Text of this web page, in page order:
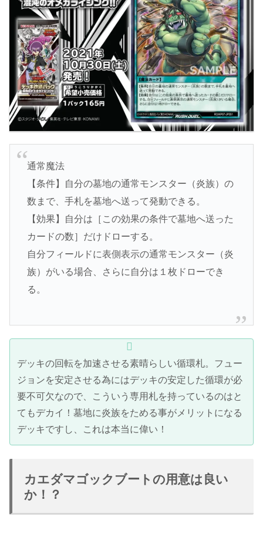
通常魔法
【条件】自分の墓地の通常モンスター（炎族）の
数まで、手札を墓地へ送って発動できる。
【効果】自分は［この効果の条件で墓地へ送った
カードの数］だけドローする。
自分フィールドに表側表示の通常モンスター（炎
族）がいる場合、さらに自分は１枚ドローでき
る。
デッキの回転を加速させる素晴らしい循環札。フュー
ジョンを安定させる為にはデッキの安定した循環が必
要不可欠なので、こういう専用札を持っているのはと
てもデカイ！墓地に炎族をためる事がメリットになる
デッキですし、これは本当に偉い！
カエダマゴックブートの用意は良い
か！？